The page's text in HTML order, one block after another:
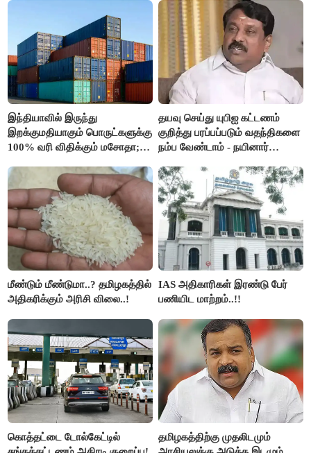
இந்தியாவில் இருந்து
இறக்குமதியாகும் பொருட்களுக்கு
100% வரி விதிக்கும் மசோதா;
தயவு செய்து யுபிஐ கட்டணம்
குறித்து பரப்பப்படும் வதந்திகளை
நம்ப வேண்டாம் - நயினார்
மீண்டும் மீண்டுமா..? தமிழகத்தில்
அதிகரிக்கும் அரிசி விலை..!
IAS அதிகாரிகள் இரண்டு பேர்
பணியிட மாற்றம்..!!
கொத்தட்டை டோல்கேட்டில்
தமிழகத்திற்கு முதலிடமும்